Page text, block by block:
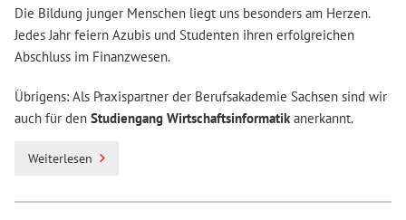
Die Bildung junger Menschen liegt uns besonders am Herzen.
Jedes Jahr feiern Azubis und Studenten ihren erfolgreichen
Abschluss im Finanzwesen.
Übrigens: Als Praxispartner der Berufsakademie Sachsen sind wir
auch für denStudiengang Wirtschaftsinformatikanerkannt.
Weiterlesen